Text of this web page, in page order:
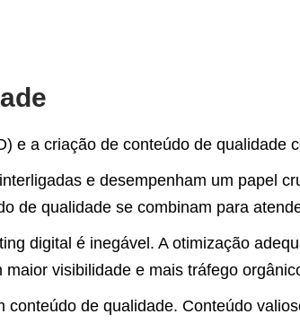
e a criação de conteúdo de
e desempenham um papel
de qualidade se combinam para
digital é inegável. A otimização
visibilidade e mais tráfego
de qualidade. Conteúdo